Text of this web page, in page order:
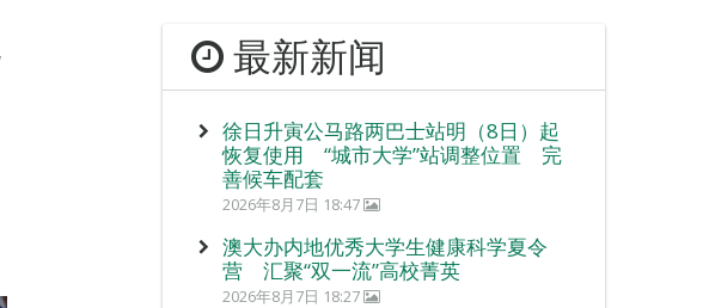
最新新闻
徐日升寅公马路两巴士站明（8日）起
恢复使用 “城市大学”站调整位置 完
善候车配套
2026年8月7日 18:47
澳大办内地优秀大学生健康科学夏令
营 汇聚“双一流”高校菁英
2026年8月7日 18:27